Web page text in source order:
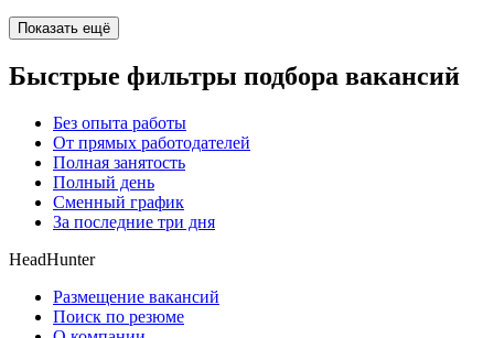
Показать ещё
Быстрые фильтры подбора вакансий
Без опыта работы
От прямых работодателей
Полная занятость
Полный день
Сменный график
За последние три дня
HeadHunter
Размещение вакансий
Поиск по резюме